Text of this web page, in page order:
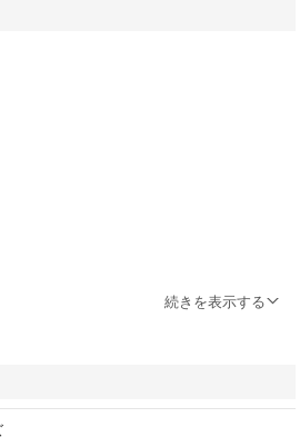
使用はしていません。自宅保管になります
ろしくお願いします🙇‍♀️
続きを表示する